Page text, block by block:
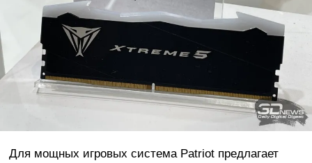
Для мощных игровых система Patriot предлагает